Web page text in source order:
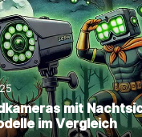
für
und Hobbybrauer